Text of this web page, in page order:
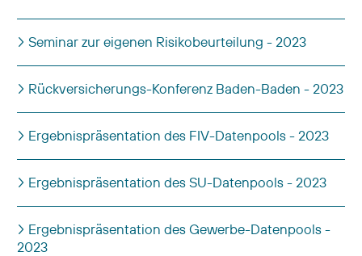
Seminar zur eigenen Risikobeurteilung - 2023
Rückversicherungs-Konferenz Baden-Baden - 2023
Ergebnispräsentation des FIV-Datenpools - 2023
Ergebnispräsentation des SU-Datenpools - 2023
Ergebnispräsentation des Gewerbe-Datenpools -
2023